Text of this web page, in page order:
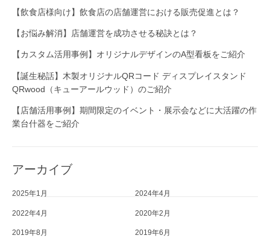
【飲食店様向け】飲食店の店舗運営における販売促進とは？
【お悩み解消】店舗運営を成功させる秘訣とは？
【カスタム活用事例】オリジナルデザインのA型看板をご紹介
【誕生秘話】木製オリジナルQRコード ディスプレイスタンド
QRwood（キューアールウッド）のご紹介
【店舗活用事例】期間限定のイベント・展示会などに大活躍の作
業台什器をご紹介
アーカイブ
2025年1月 2024年4月
2022年4月 2020年2月
2019年8月 2019年6月